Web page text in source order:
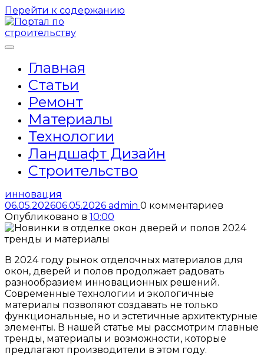
Перейти к содержанию
Главная
Статьи
Ремонт
Материалы
Технологии
Ландшафт Дизайн
Строительство
инновация
06.05.202606.05.2026 admin 0 комментариев
Опубликовано в 10:00
В 2024 году рынок отделочных материалов для
окон, дверей и полов продолжает радовать
разнообразием инновационных решений.
Современные технологии и экологичные
материалы позволяют создавать не только
функциональные, но и эстетичные архитектурные
элементы. В нашей статье мы рассмотрим главные
тренды, материалы и возможности, которые
предлагают производители в этом году.